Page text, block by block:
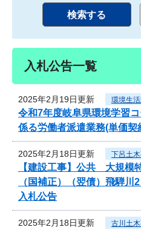
入札公告一覧
2025年2月19日更新 環境生
令和7年度岐阜県環境学習
係る労働者派遣業務(単価契
2025年2月18日更新 下呂土
【建設工事】公共 大規模
（国補正）（翌債）飛騨
入札公告
2025年2月18日更新 古川土